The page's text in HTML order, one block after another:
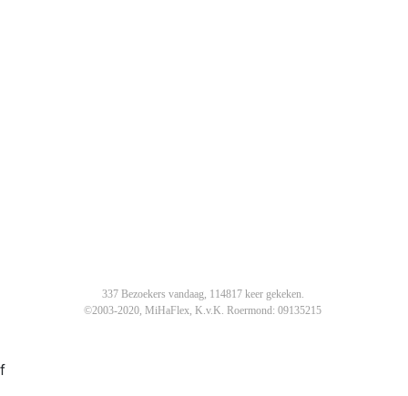
337 Bezoekers vandaag, 114817 keer gekeken.
©2003-2020, MiHaFlex, K.v.K. Roermond: 09135215
f